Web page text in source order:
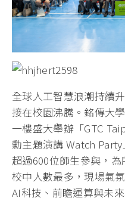
全球人工智慧浪潮持續
接在校園沸騰。銘傳大
一樓盛大舉辦「GTC
勳主題演講 Watch
超過600位師生參與，
校中人數最多，現場氣
AI科技、前瞻運算與未